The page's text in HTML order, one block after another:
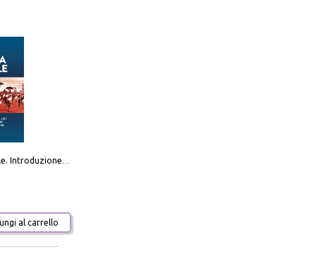
Destra sociale. Introduzione alla «terza via», tra identità, comunità e alternativa al sistema
al carrello